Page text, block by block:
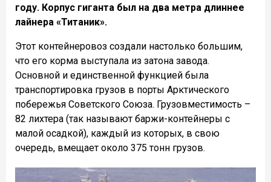
году. Корпус гиганта был на два метра длиннее
лайнера «Титаник».
Этот контейнеровоз создали настолько большим,
что его корма выступала из затона завода.
Основной и единственной функцией была
транспортировка грузов в порты Арктического
побережья Советского Союза. Грузовместимость –
82 лихтера (так называют баржи-контейнеры с
малой осадкой), каждый из которых, в свою
очередь, вмещает около 375 тонн грузов.